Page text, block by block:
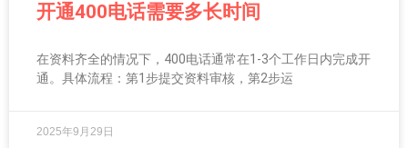
开通400电话需要多长时间
在资料齐全的情况下，400电话通常在1-3个工作日内完成开
通。具体流程：第1步提交资料审核，第2步运
2025年9月29日